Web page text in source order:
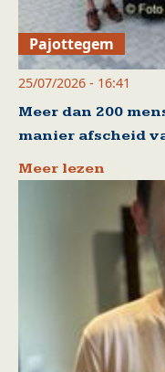
Pajottegem
25/07/2026 - 16:41
Meer dan 200
manier afscheid
Meer lezen